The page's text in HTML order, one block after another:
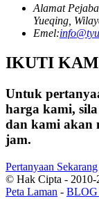
Alamat
Yueqing,
Emel:
IKUTI
Untuk
harga kami,
dan kami akan
jam.
Pertanyaan Sekarang
© Hak Cipta - 2010-
Peta Laman -